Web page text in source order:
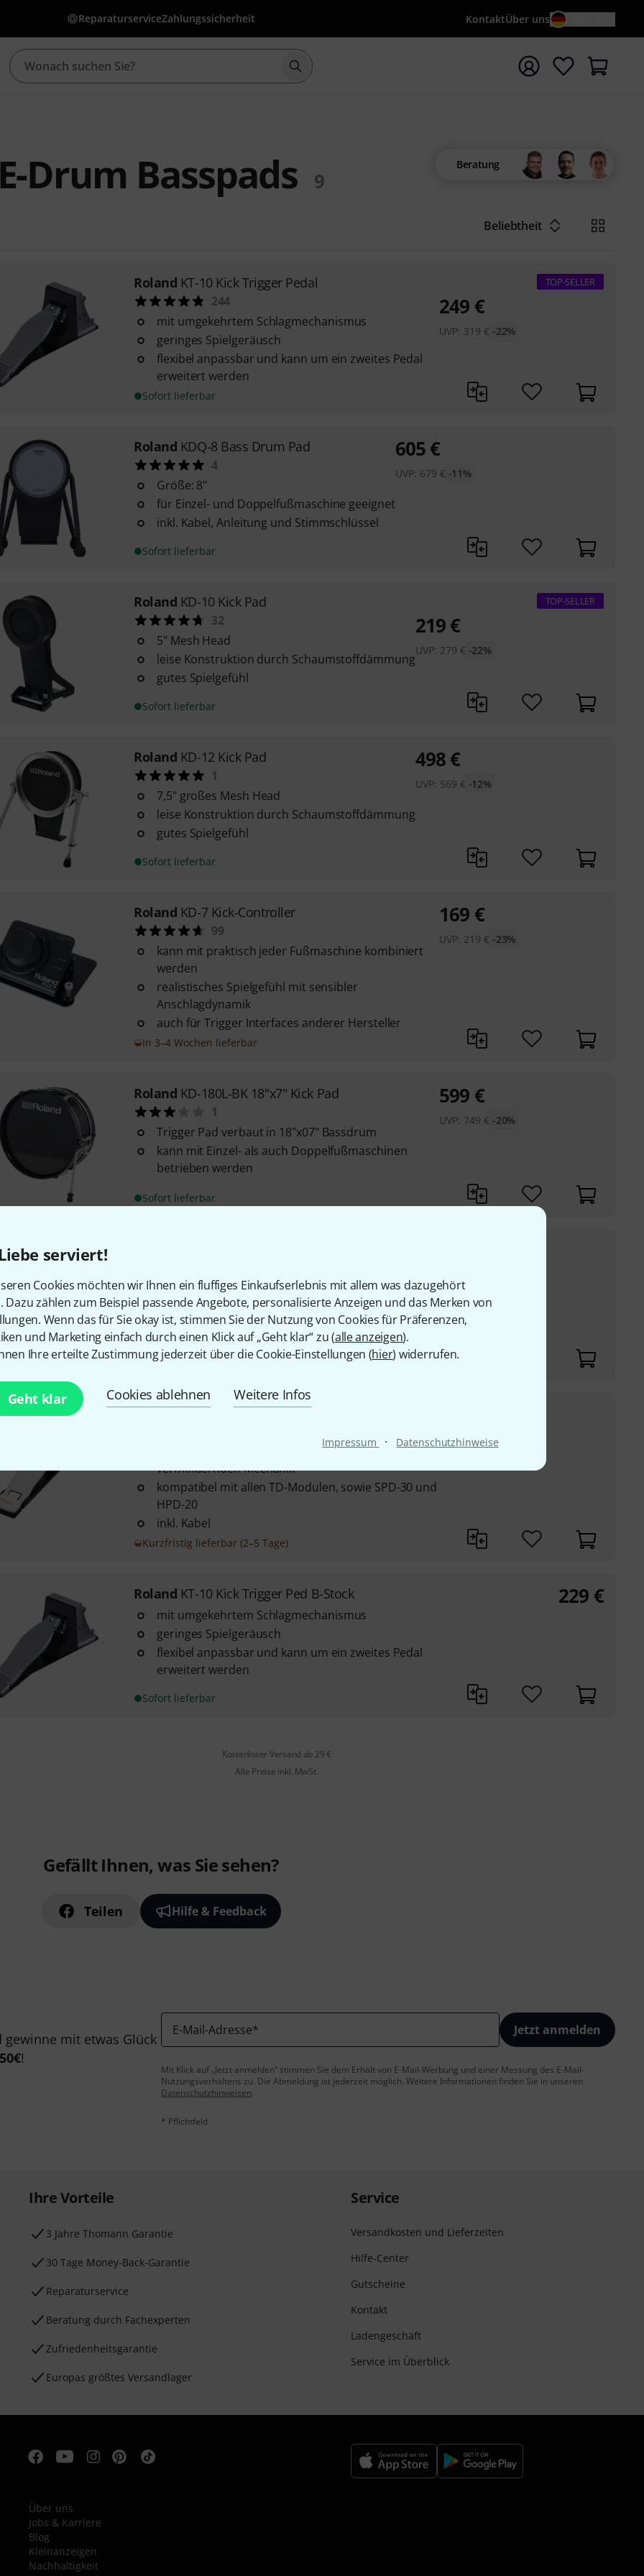
serviert!
Cookies möchten wir Ihnen ein fluffiges Einkaufserlebnis mit allem was dazugehört
Dazu zählen zum Beispiel passende Angebote, personalisierte Anzeigen und das Merken von
Wenn das für Sie okay ist, stimmen Sie der Nutzung von Cookies für Präferenzen,
und Marketing einfach durch einen Klick auf „Geht klar“ zu (alle anzeigen).
Ihre erteilte Zustimmung jederzeit über die Cookie-Einstellungen (hier) widerrufen.
Geht klar Cookies ablehnen Weitere Infos
Impressum · Datenschutzhinweise
ReparaturserviceZahlungssicherheit KontaktÜber uns
Suche mit Suchwort {searchTerm} starten
Drum Basspads 9
Beratung
Beliebtheit
Roland KT-10 Kick Trigger Pedal
244
mit umgekehrtem Schlagmechanismus
geringes Spielgeräusch
flexibel anpassbar und kann um ein zweites Pedal
erweitert werden
Sofort lieferbar
TOP-SELLER
249 €
UVP: 319 € -22%
Roland KDQ-8 Bass Drum Pad
4
Größe: 8"
für Einzel- und Doppelfußmaschine geeignet
inkl. Kabel, Anleitung und Stimmschlüssel
Sofort lieferbar
605€
UVP: 679 € -11%
Roland KD-10 Kick Pad
32
5" Mesh Head
leise Konstruktion durch Schaumstoffdämmung
gutes Spielgefühl
Sofort lieferbar
TOP-SELLER
219€
UVP: 279 € -22%
Roland KD-12 Kick Pad
1
7,5" großes Mesh Head
leise Konstruktion durch Schaumstoffdämmung
gutes Spielgefühl
Sofort lieferbar
498€
UVP: 569 € -12%
Roland KD-7 Kick-Controller
99
kann mit praktisch jeder Fußmaschine kombiniert
werden
realistisches Spielgefühl mit sensibler
Anschlagdynamik
auch für Trigger Interfaces anderer Hersteller
In 3–4 Wochen lieferbar
169 €
UVP: 219 € -23%
Roland KD-180L-BK 18"x7" Kick Pad
1
Trigger Pad verbaut in 18"x07" Bassdrum
kann mit Einzel- als auch Doppelfußmaschinen
betrieben werden
Sofort lieferbar
599 €
UVP: 749 € -20%
Kickpad-Einsatz für 22" Bassdrums
enthält ein Roland-Frontfell
Schlagfell mit eingebautem Kick Pad, 22"
Metallspannreifen und Schockabsorber
Sofort lieferbar
RolandKT-9 Kick Trigger Pedal
ausgestattet mit einer patentierten, den Trittschall
vermindernden Mechanik
kompatibel mit allen TD-Modulen, sowie SPD-30 und
HPD-20
inkl. Kabel
Kurzfristig lieferbar (2–5 Tage)
UVP:289 € -21%
Roland KT-10 Kick Trigger Ped B-Stock
mit umgekehrtem Schlagmechanismus
geringes Spielgeräusch
flexibel anpassbar und kann um ein zweites Pedal
erweitert werden
Sofort lieferbar
229 €
Kostenloser Versand ab 29 €
Alle Preise inkl. MwSt.
Gefällt Ihnen, was Sie sehen?
Teilen Hilfe & Feedback
mit etwas Glück
50€!
E-Mail-Adresse* Jetzt anmelden
Mit Klick auf „Jetzt anmelden“ stimmen Sie dem Erhalt von E-Mail-Werbung und einer Messung des E-Mail-
Nutzungsverhaltens zu. Die Abmeldung ist jederzeit möglich. Weitere Informationen finden Sie in unseren
Datenschutzhinweisen.
* Pflichtfeld
Ihre Vorteile
3 Jahre Thomann Garantie
30 Tage Money-Back-Garantie
Reparaturservice
Beratung durch Fachexperten
Zufriedenheitsgarantie
Europas größtes Versandlager
Service
Versandkosten und Lieferzeiten
Hilfe-Center
Gutscheine
Kontakt
Ladengeschäft
Service im Überblick
Über uns
Jobs & Karriere
Blog
Kleinanzeigen
Nachhaltigkeit